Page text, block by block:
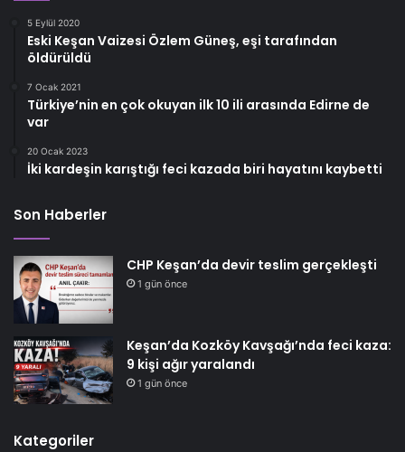
5 Eylül 2020
Eski Keşan Vaizesi Özlem Güneş, eşi tarafından
öldürüldü
7 Ocak 2021
Türkiye’nin en çok okuyan ilk 10 ili arasında Edirne de
var
20 Ocak 2023
İki kardeşin karıştığı feci kazada biri hayatını kaybetti
Son Haberler
CHP Keşan’da devir teslim gerçekleşti
1 gün önce
Keşan’da Kozköy Kavşağı’nda feci kaza:
9 kişi ağır yaralandı
1 gün önce
Kategoriler